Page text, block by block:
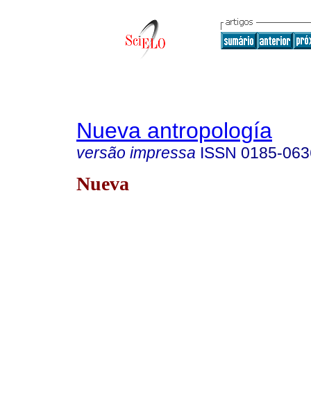
Nueva antropología
versão impressa ISSN 0185-
Nueva